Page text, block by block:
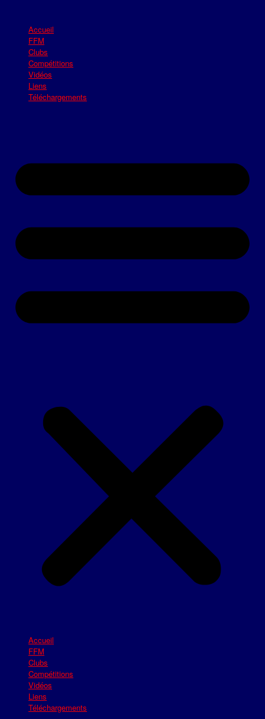
Accueil
FFM
Clubs
Compétitions
Vidéos
Liens
Téléchargements
Accueil
FFM
Clubs
Compétitions
Vidéos
Liens
Téléchargements